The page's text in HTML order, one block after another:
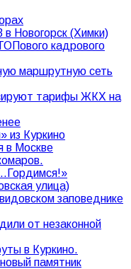
Новогорск (Химки)
кадрового
маршрутную сеть
тарифы ЖКХ на
из Куркино
в Москве
улица)
заповеднике
от незаконной
в Куркино.
памятник